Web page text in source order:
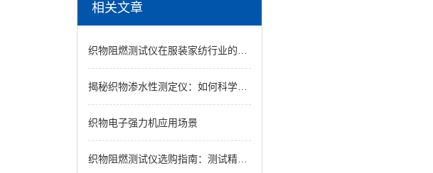
相关文章
织物阻燃测试仪在服装家纺行业的应用：提升产品安全合规性
揭秘织物渗水性测定仪：如何科学衡量织物防渗效果
织物电子强力机应用场景
织物阻燃测试仪选购指南：测试精度、适用织物类型与合规性